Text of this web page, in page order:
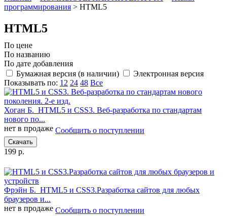
программирования > HTML5
HTML5
По цене
По названию
По дате добавления
Бумажная версия (в наличии)
Электронная версия
Показывать по: 12 24 48 Все
Хоган Б. HTML5 и CSS3. Веб-разработка по стандартам
нового по...
нет в продаже Сообщить о поступлении
Скачать
199 р.
Фрэйн Б. HTML5 и CSS3.Разработка сайтов для любых
браузеров и...
нет в продаже Сообщить о поступлении